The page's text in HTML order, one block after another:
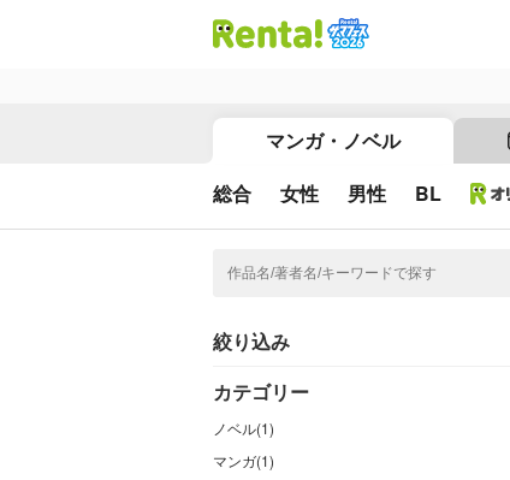
マンガ・ノベル
総合 女性 男性 BL
絞り込み
カテゴリー
ノベル(1)
マンガ(1)